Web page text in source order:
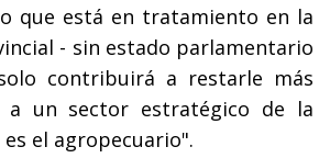
que está en tratamiento en la
- sin estado parlamentario
contribuirá a restarle más
a un sector estratégico de la
el agropecuario".